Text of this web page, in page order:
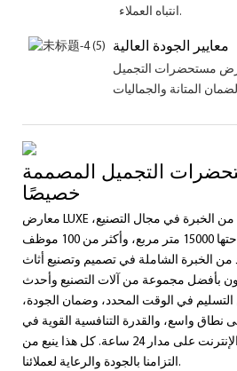
انتباه العملاء.
معايير الجودة العالية
مستحضرات التجميل
التجميل المصممة
خصيصًا
معارض LUXE مع ما يقرب من 20 عامًا من الخبرة في مجال التصنيع،
ومنشأة إنتاج تبلغ مساحتها 15000 متر مربع، وأكثر من 100 موظف
الخبرة الشاملة في تصميم وتصنيع أثاث
بأفضل مجموعة من آلات التصنيع وأحدث
في الوقت المحدد، وضمان الجودة،
نطاق واسع، والقدرة التنافسية القوية في
الأسعار، والخدمة عبر الإنترنت على مدار 24 ساعة. كل هذا ينبع من
التزامنا بالجودة والرعاية لعملائنا.